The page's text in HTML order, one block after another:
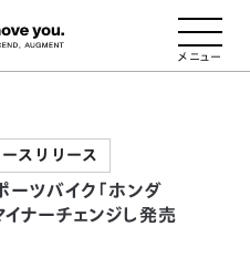
スリリース
ーツバイク「ホンダ
ナーチェンジし発売